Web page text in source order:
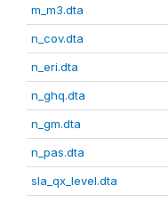
m_m3.dta
n_cov.dta
n_eri.dta
n_ghq.dta
n_gm.dta
n_pas.dta
sla_qx_level.dta